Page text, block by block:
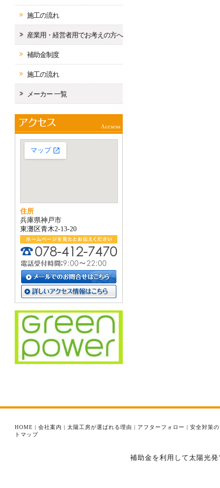
施工の流れ
産業用・経営者用でお考えの方へ
補助金制度
施工の流れ
メーカー 一覧
住所
兵庫県神戸市
東灘区青木2-13-20
HOME | 会社案内 | 太陽工房が選ばれる理由 | アフターフォロー | 安全対策
トマップ
補助金を利用して太陽光